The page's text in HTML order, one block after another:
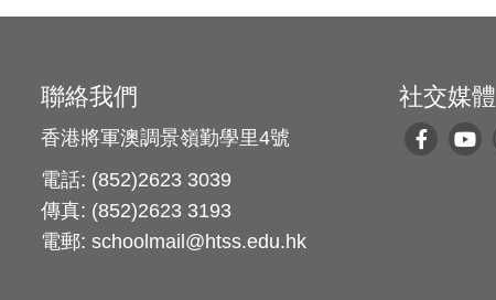
聯絡我們
香港將軍澳調景嶺勤學里4號
電話: (852)2623 3039
傳真: (852)2623 3193
電郵: schoolmail@htss.edu.hk
社交媒體